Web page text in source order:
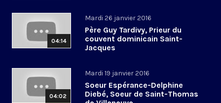
04:14
Mardi 26 janvier 2016
Père Guy Tardivy, Prieur du
couvent dominicain Saint-
Jacques
04:02
Mardi 19 janvier 2016
Soeur Espérance-Delphine
Diebé, Soeur de Saint-Thomas